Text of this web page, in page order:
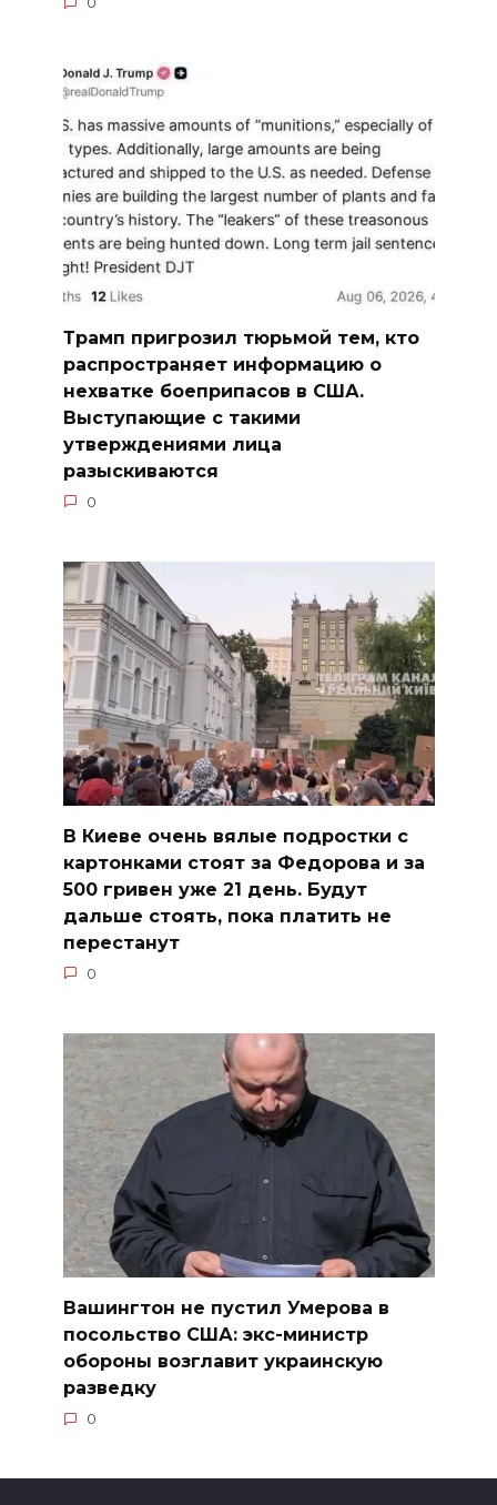
Трамп пригрозил тюрьмой тем, кто
распространяет информацию о
нехватке боеприпасов в США.
Выступающие с такими
утверждениями лица
разыскиваются
0
В Киеве очень вялые подростки с
картонками стоят за Федорова и за
500 гривен уже 21 день. Будут
дальше стоять, пока платить не
перестанут
0
Вашингтон не пустил Умерова в
посольство США: экс-министр
обороны возглавит украинскую
разведку
0